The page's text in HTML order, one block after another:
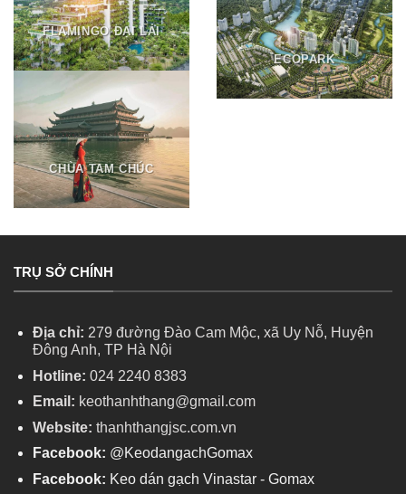
FLAMINGO ÐẠI LẢI
ECOPARK
CHÙA TAM CHÚC
TRỤ SỞ CHÍNH
Địa chỉ: 279 đường Đào Cam Mộc, xã Uy Nỗ, Huyện
Đông Anh, TP Hà Nội
Hotline: 024 2240 8383
Email: keothanhthang@gmail.com
Website: thanhthangjsc.com.vn
Facebook: @KeodangachGomax
Facebook: Keo dán gạch Vinastar - Gomax